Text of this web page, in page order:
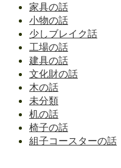
家具の話
小物の話
少しブレイク話
工場の話
建具の話
文化財の話
木の話
未分類
机の話
椅子の話
組子コースターの話